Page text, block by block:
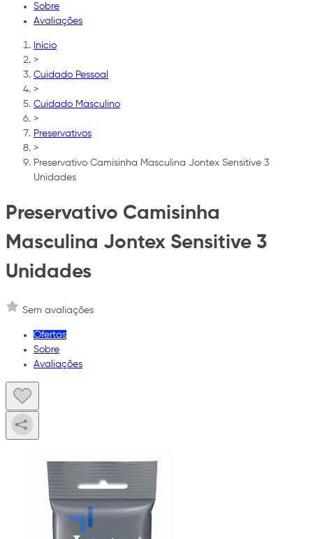
Sobre
Avaliações
Início
>
Cuidado Pessoal
>
Cuidado Masculino
>
Preservativos
>
Preservativo Camisinha Masculina Jontex Sensitive 3
Unidades
Preservativo Camisinha
Masculina Jontex Sensitive 3
Unidades
Sem avaliações
Ofertas
Sobre
Avaliações